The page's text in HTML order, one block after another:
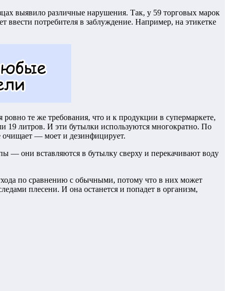
выявило различные нарушения. Так, у 59 торговых марок
потребителя в заблуждение. Например, на этикетке
те же требования, что и к продукции в супермаркете,
19 литров. И эти бутылки используются многократно. По
очищает — моет и дезинфицирует.
они вставляются в бутылку сверху и перекачивают воду
по сравнению с обычными, потому что в них может
плесени. И она останется и попадет в организм,